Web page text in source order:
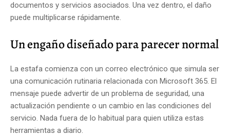
documentos y servicios asociados. Una vez dentro, el daño
puede multiplicarse rápidamente.
Un engaño diseñado para parecer normal
La estafa comienza con un correo electrónico que simula ser
una comunicación rutinaria relacionada con Microsoft 365. El
mensaje puede advertir de un problema de seguridad, una
actualización pendiente o un cambio en las condiciones del
servicio. Nada fuera de lo habitual para quien utiliza estas
herramientas a diario.